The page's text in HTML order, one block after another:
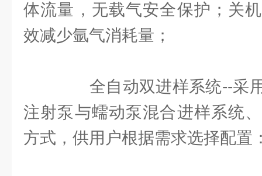
体流量，无载气安全保护；关
效减少氩气消耗量；
全自动双进样系统--采
注射泵与蠕动泵混合进样系统
方式，供用户根据需求选择配置